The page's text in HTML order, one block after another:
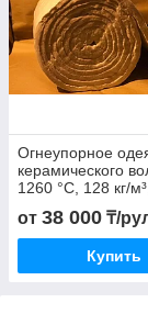
Огнеупорное
керамического
1260 °C, 128 кг/
3600×610×50 мм
от 38 000 ₸/
Купить